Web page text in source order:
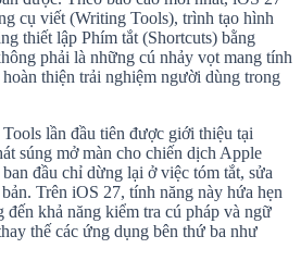
cụ viết (Writing Tools), trình tạo hình
thiết lập Phím tắt (Shortcuts) bằng
phải là những cú nhảy vọt mang tính
thiện trải nghiệm người dùng trong
lần đầu tiên được giới thiệu tại
súng mở màn cho chiến dịch Apple
đầu chỉ dừng lại ở việc tóm tắt, sửa
Trên iOS 27, tính năng này hứa hẹn
đến khả năng kiểm tra cú pháp và ngữ
thế các ứng dụng bên thứ ba như